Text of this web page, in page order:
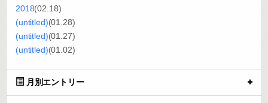
2018(02.18)
(untitled)(01.28)
(untitled)(01.27)
(untitled)(01.02)
月別エントリー